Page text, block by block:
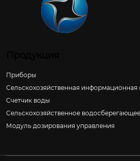
Приборы
Сельскохозяйственная информационная
Счетчик воды
Сельскохозяйственное
Модуль дозирования управления